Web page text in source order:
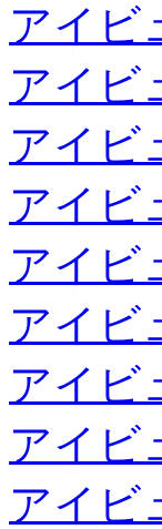
アイビ
アイビ
アイビ
アイビ
アイビ
アイビ
アイビ
アイビ
アイビ